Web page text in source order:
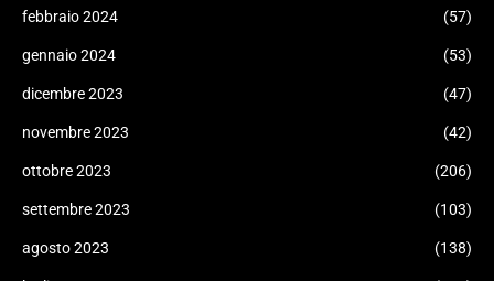
febbraio 2024 (57)
gennaio 2024 (53)
dicembre 2023 (47)
novembre 2023 (42)
ottobre 2023 (206)
settembre 2023 (103)
agosto 2023 (138)